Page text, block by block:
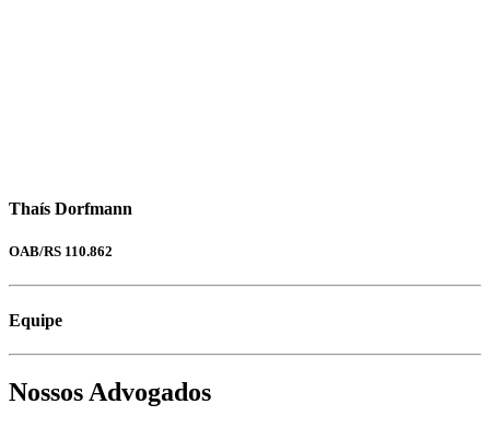
Thaís Dorfmann
OAB/RS 110.862
Equipe
Nossos Advogados